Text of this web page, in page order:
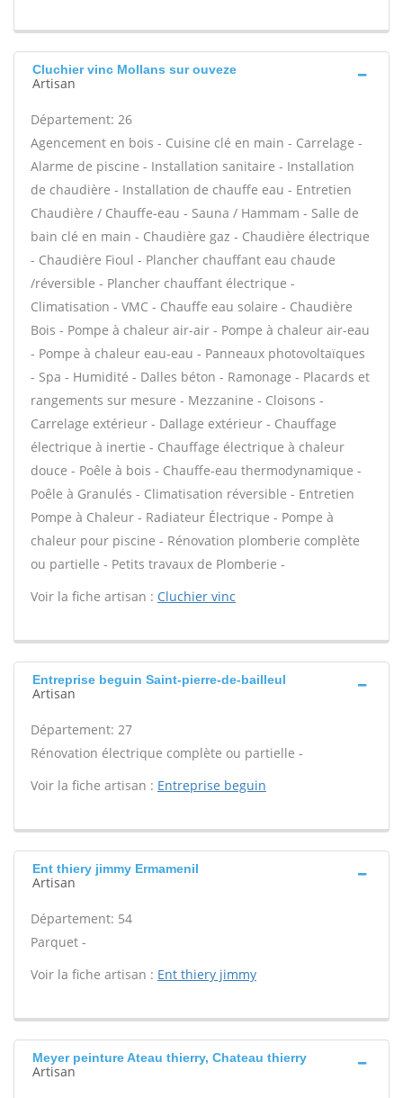
Cluchier vinc Mollans sur ouveze
Artisan
Département: 26
Agencement en bois - Cuisine clé en main - Carrelage -
Alarme de piscine - Installation sanitaire - Installation
de chaudière - Installation de chauffe eau - Entretien
Chaudière / Chauffe-eau - Sauna / Hammam - Salle de
bain clé en main - Chaudière gaz - Chaudière électrique
- Chaudière Fioul - Plancher chauffant eau chaude
/réversible - Plancher chauffant électrique -
Climatisation - VMC - Chauffe eau solaire - Chaudière
Bois - Pompe à chaleur air-air - Pompe à chaleur air-eau
- Pompe à chaleur eau-eau - Panneaux photovoltaïques
- Spa - Humidité - Dalles béton - Ramonage - Placards et
rangements sur mesure - Mezzanine - Cloisons -
Carrelage extérieur - Dallage extérieur - Chauffage
électrique à inertie - Chauffage électrique à chaleur
douce - Poêle à bois - Chauffe-eau thermodynamique -
Poêle à Granulés - Climatisation réversible - Entretien
Pompe à Chaleur - Radiateur Électrique - Pompe à
chaleur pour piscine - Rénovation plomberie complète
ou partielle - Petits travaux de Plomberie -
Voir la fiche artisan : Cluchier vinc
Entreprise beguin Saint-pierre-de-bailleul
Artisan
Département: 27
Rénovation électrique complète ou partielle -
Voir la fiche artisan : Entreprise beguin
Ent thiery jimmy Ermamenil
Artisan
Département: 54
Parquet -
Voir la fiche artisan : Ent thiery jimmy
Meyer peinture Ateau thierry, Chateau thierry
Artisan